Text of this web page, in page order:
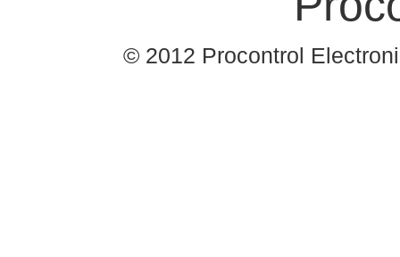
© 2012 Procontrol